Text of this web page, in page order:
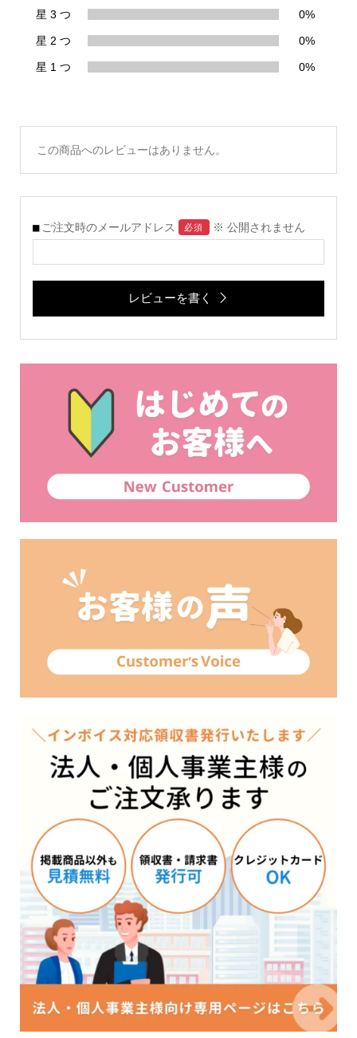
星 3 つ 0%
星 2 つ 0%
星 1 つ 0%
この商品へのレビューはありません。
ご注文時のメールアドレス 必須 ※ 公開されません
レビューを書く